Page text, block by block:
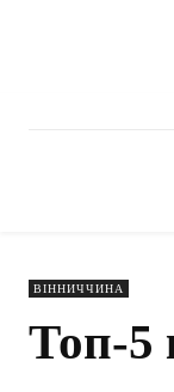
ВІННИЧЧИНА
Топ-5